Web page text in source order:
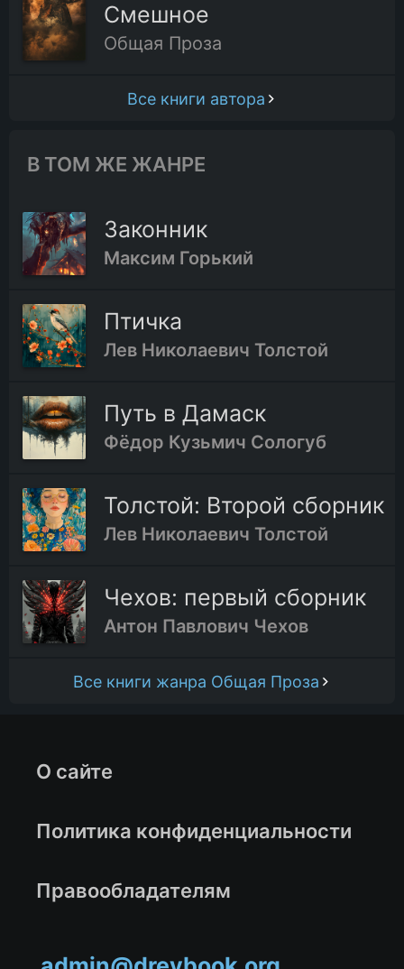
Смешное
Общая Проза
Все книги автора
В ТОМ ЖЕ ЖАНРЕ
Законник
Максим Горький
Птичка
Лев Николаевич Толстой
Путь в Дамаск
Фёдор Кузьмич Сологуб
Толстой: Второй сборник
Лев Николаевич Толстой
Чехов: первый сборник
Антон Павлович Чехов
Все книги жанра Общая Проза
О сайте
Политика конфиденциальности
Правообладателям